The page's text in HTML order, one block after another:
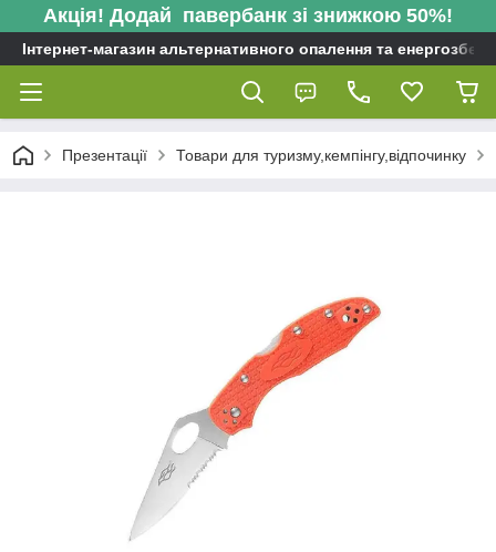
Акція! Додай павербанк зі знижкою 50%!
Інтернет-магазин альтернативного опалення та
Презентації Товари для туризму,кемпінгу,відпочинку